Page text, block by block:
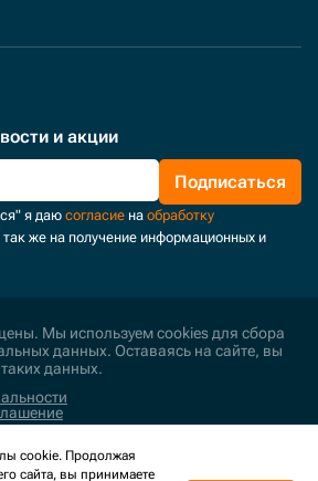
и акции
Подписаться
я даю согласие на обработку
так же на получение информационных и
Мы используем cookies для сбора
данных. Оставаясь на сайте, вы
данных.
данных
cookie. Продолжая
сайта, вы принимаете